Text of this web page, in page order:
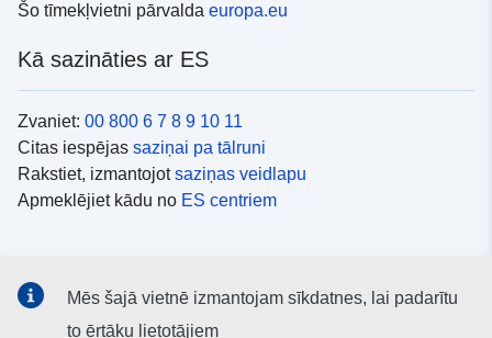
Šo tīmekļvietni pārvalda europa.eu
Kā sazināties ar ES
Zvaniet: 00 800 6 7 8 9 10 11
Citas iespējas saziņai pa tālruni
Rakstiet, izmantojotsaziņas veidlapu
Apmeklējiet kādu no ES centriem
ES kontisociālajos medijos
Mēs šajā vietnē izmantojam sīkdatnes, lai padarītu
to ērtāku lietotājiem